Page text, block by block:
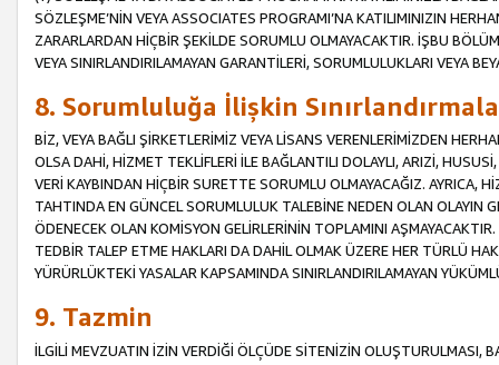
SÖZLEŞME’NİN VEYA ASSOCIATES PROGRAMI’NA KATILIMINIZIN
ZARARLARDAN HİÇBİR ŞEKİLDE SORUMLU OLMAYACAKTIR. İŞBU
VEYA SINIRLANDIRILAMAYAN GARANTİLERİ, SORUMLULUKLARI VEYA
8. Sorumluluğa İlişkin
BİZ, VEYA BAĞLI ŞİRKETLERİMİZ VEYA LİSANS VERENLERİMİZDEN
OLSA DAHİ, HİZMET TEKLİFLERİ İLE BAĞLANTILI DOLAYLI, ARIZİ,
VERİ KAYBINDAN HİÇBİR SURETTE SORUMLU OLMAYACAĞIZ. AYRICA,
TAHTINDA EN GÜNCEL SORUMLULUK TALEBİNE NEDEN OLAN OLAYIN
ÖDENECEK OLAN KOMİSYON GELİRLERİNİN TOPLAMINI
TEDBİR TALEP ETME HAKLARI DA DAHİL OLMAK ÜZERE HER TÜRLÜ
YÜRÜRLÜKTEKİ YASALAR KAPSAMINDA SINIRLANDIRILAMAYAN
9. Tazmin
İLGİLİ MEVZUATIN İZİN VERDİĞİ ÖLÇÜDE SİTENİZİN OLUŞTURULMASI,